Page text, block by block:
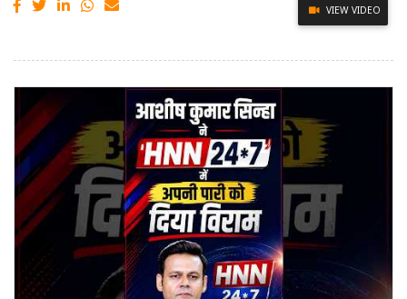
VIEW VIDEO